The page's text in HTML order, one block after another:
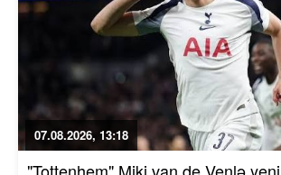
07.08.2026, 13:18